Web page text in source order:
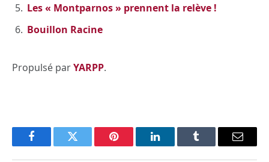
Les « Montparnos » prennent la relève !
Bouillon Racine
Propulsé parYARPP.
FacebookTwitter Pinterest LinkedInTumblr Email